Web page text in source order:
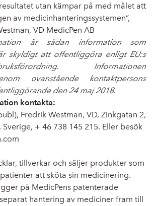
utan kämpar på med målet att
av medicinhanteringssystemen”,
VD MedicPen AB
är sådan information som
skyldigt att offentliggöra enligt EU:s
Informationen
ovanstående kontaktpersons
den 24 maj 2018.
kontakta:
Fredrik Westman, VD, Zinkgatan 2,
Sverige, + 46 738 145 215. Eller besök
tillverkar och säljer produkter som
att sköta sin medicinering.
på MedicPens patenterade
hantering av mediciner fram till